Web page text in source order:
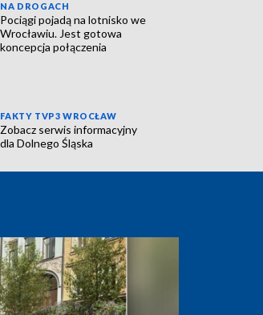
NA DROGACH
Pociągi pojadą na lotnisko we
Wrocławiu. Jest gotowa
koncepcja połączenia
FAKTY TVP3 WROCŁAW
Zobacz serwis informacyjny
dla Dolnego Śląska